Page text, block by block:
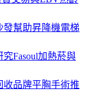
發幫助昇降機電梯
Fasoul加熱菸與
收品牌平胸手術推